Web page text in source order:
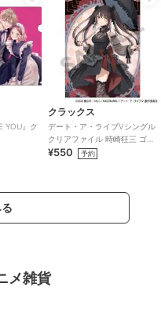
YOU』ク
クラックス
デート・ア・ライブVシングル
クリアファイル 時崎狂三 ゴシ
ックドール
¥550 予約
メ雑貨